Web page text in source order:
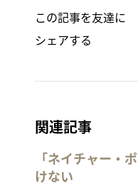
この記事を友達に
シェアする
関連記事
「ネイチャー・
けない